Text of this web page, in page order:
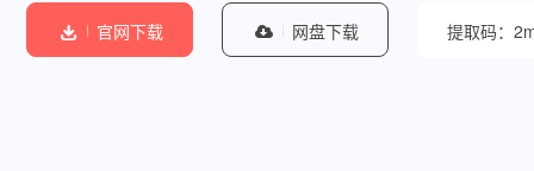
官网下载 网盘下载 提取码：